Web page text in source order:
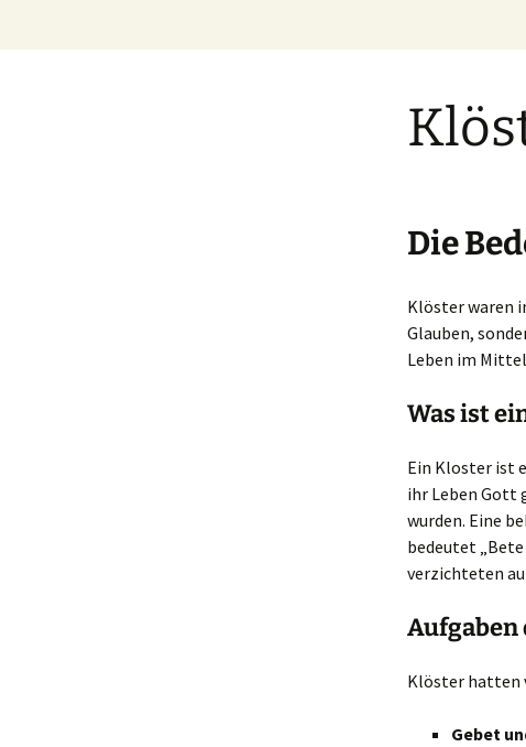
Die
Klöster waren
Glauben,
Leben im
Was ist
Ein Kloster ist
ihr Leben Gott
wurden. Eine
bedeutet
verzichteten
Klöster hatten
Gebet